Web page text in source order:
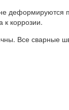
деформируются
к коррозии.
Все сварные